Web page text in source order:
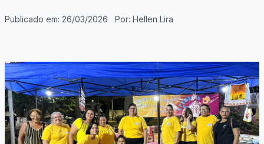
Publicado em: 26/03/2026 Por: Hellen Lira